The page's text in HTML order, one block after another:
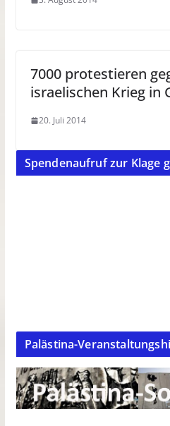
7000 protestieren
israelischen Krieg in
20. Juli 2014
Spendenaufruf zur Klage
Palästina-